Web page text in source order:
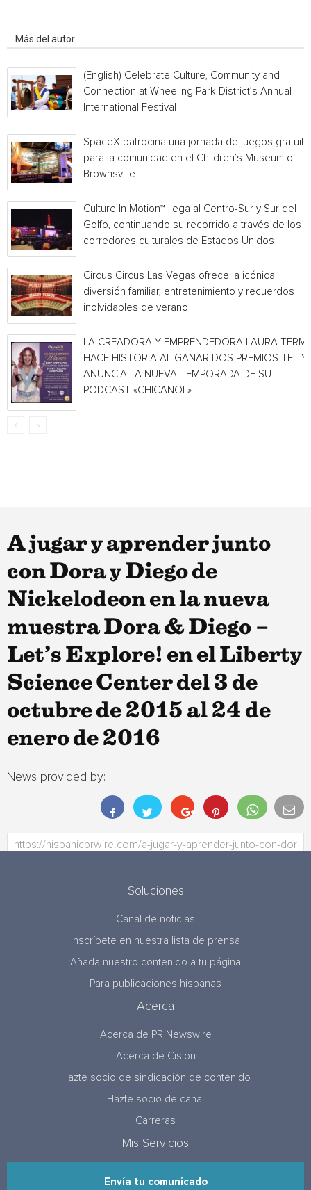
Más del autor
(English) Celebrate Culture, Community and
Connection at Wheeling Park District’s Annual
International Festival
SpaceX patrocina una jornada de juegos gratuita
para la comunidad en el Children’s Museum of
Brownsville
Culture In Motion™ llega al Centro-Sur y Sur del
Golfo, continuando su recorrido a través de los
corredores culturales de Estados Unidos
Circus Circus Las Vegas ofrece la icónica
diversión familiar, entretenimiento y recuerdos
inolvidables de verano
LA CREADORA Y EMPRENDEDORA LAURA
HACE HISTORIA AL GANAR DOS PREMIOS TELLY
ANUNCIA LA NUEVA TEMPORADA DE SU
PODCAST «CHICANOL»
A jugar y aprender junto
con Dora y Diego de
Nickelodeon en la nueva
muestra Dora & Diego –
Let’s Explore! en el Liberty
Science Center del 3 de
octubre de 2015 al 24 de
enero de 2016
News provided by:
Soluciones
Canal de noticias
Inscríbete en nuestra lista de prensa
¡Añada nuestro contenido a tu página!
Para publicaciones hispanas
Acerca
Acerca de PR Newswire
Acerca de Cision
Hazte socio de sindicación de contenido
Hazte socio de canal
Carreras
Mis Servicios
Envía tu comunicado